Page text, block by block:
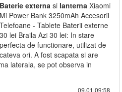
Baterie externa si lanterna Xiaomi
Mi Power Bank 3250mAh Accesorii
Telefoane - Tablete Baterii externe
30 lei Braila Azi 30 lei: In stare
perfecta de functionare, utilizat de
cateva ori. A fost scapata si are
laterala, se pot observa in
09.01|09:58